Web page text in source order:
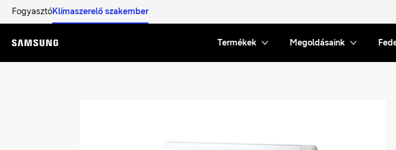
FogyasztóKlímaszerelő szakember
Menu
Termékek Megoldásaink